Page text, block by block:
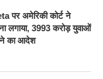
पर अमेरिकी कोर्ट ने
लगाया, 3993 करोड़ युवाओं
का आदेश